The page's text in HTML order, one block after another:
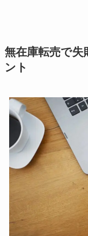
無在庫転売で
ント